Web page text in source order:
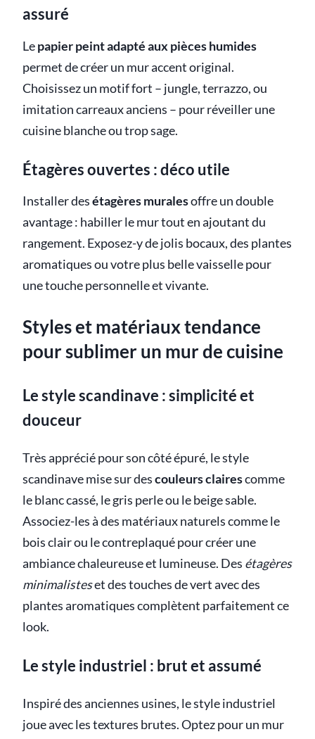
assuré
Lepapier peint adapté aux pièces humides
permet de créer un mur accent original.
Choisissez un motif fort – jungle, terrazzo, ou
imitation carreaux anciens – pour réveiller une
cuisine blanche ou trop sage.
Étagères ouvertes : déco utile
Installer desétagères muralesoffre un double
avantage : habiller le mur tout en ajoutant du
rangement. Exposez-y de jolis bocaux, des plantes
aromatiques ou votre plus belle vaisselle pour
une touche personnelle et vivante.
Styles et matériaux tendance
pour sublimer un mur de cuisine
Le style scandinave : simplicité et
douceur
Très apprécié pour son côté épuré, le style
scandinave mise sur descouleurs clairescomme
le blanc cassé, le gris perle ou le beige sable.
Associez-les à des matériaux naturels comme le
bois clair ou le contreplaqué pour créer une
ambiance chaleureuse et lumineuse. Des étagères
minimalisteset des touches de vert avec des
plantes aromatiques complètent parfaitement ce
look.
Le style industriel : brut et assumé
Inspiré des anciennes usines, le style industriel
joue avec les textures brutes. Optez pour un mur